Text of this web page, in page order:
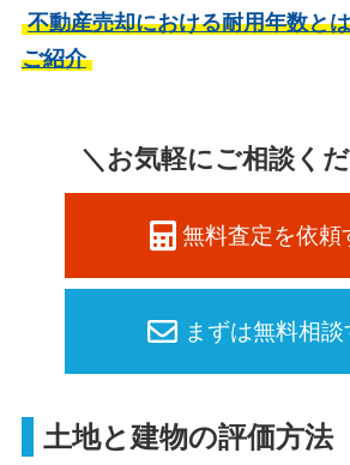
不動産売却における耐用年数と
ご紹介
＼お気軽にご相談く
無料査定を依頼
まずは無料相談
土地と建物の評価方法